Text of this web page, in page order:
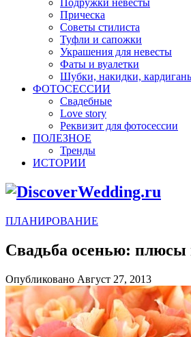
Подружки невесты
Прическа
Советы стилиста
Туфли и сапожки
Украшения для невесты
Фаты и вуалетки
Шубки, накидки,
ФОТОСЕССИИ
Свадебные
Love story
Реквизит для фотосессии
ПОЛЕЗНОЕ
Тренды
ИСТОРИИ
ПЛАНИРОВАНИЕ
Свадьба осенью:
Опубликовано Август 27, 2013